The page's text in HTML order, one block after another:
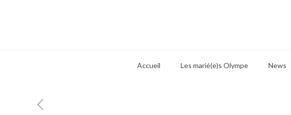
Accueil Les marié(e)s Olympe News